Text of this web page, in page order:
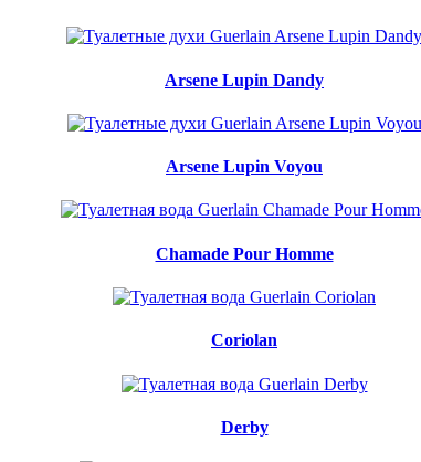
Arsene Lupin Dandy
Arsene Lupin Voyou
Chamade Pour Homme
Coriolan
Derby